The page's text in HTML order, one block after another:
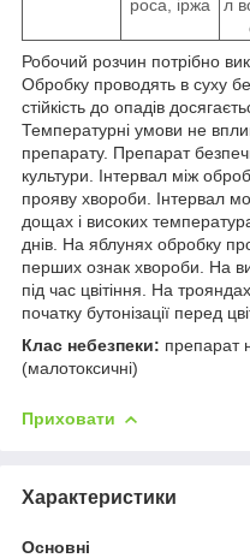
роса, іржа
л
Робочий розчин потрібно
Обробку проводять в суху
стійкість до опадів
Температурні умови не
препарату. Препарат
культури. Інтервал між
прояву хвороби. Інтервал
дощах і високих
днів. На яблунях обробку
перших ознак хвороби. На
під час цвітіння. На
початку бутонізації перед
Клас небезпеки: препарат
(малотоксичні)
Приховати
Характеристики
Основні